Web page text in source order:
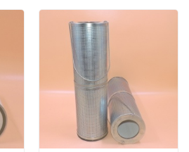
ماهلي كنيخت / زراعي ، بورش ،
صعب للسيارات ، سيارة فورد /